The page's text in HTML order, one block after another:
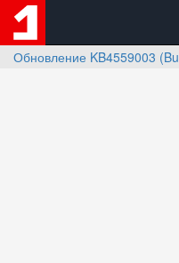
Обновление KB4559003